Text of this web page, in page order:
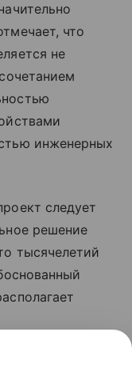
что
не
инженерных
следует
решение
тысячелетий